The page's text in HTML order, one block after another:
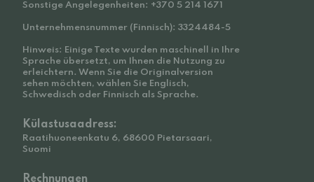
Sonstige Angelegenheiten: +370 5 214 1671
Unternehmensnummer (Finnisch): 3324484-5
Hinweis: Einige Texte wurden maschinell in Ihre
Sprache übersetzt, um Ihnen die Nutzung zu
erleichtern. Wenn Sie die Originalversion
sehen möchten, wählen Sie Englisch,
Schwedisch oder Finnisch als Sprache.
Külastusaadress:
Raatihuoneenkatu 6, 68600 Pietarsaari,
Suomi
Rechnungen